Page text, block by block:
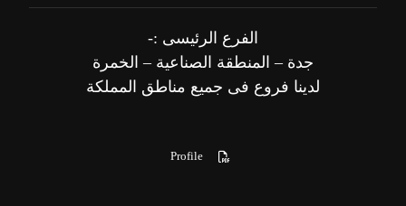
الفرع الرئيسى :-
جدة – المنطقة الصناعية – الخمرة
لدينا فروع فى جميع مناطق المملكة
Profile